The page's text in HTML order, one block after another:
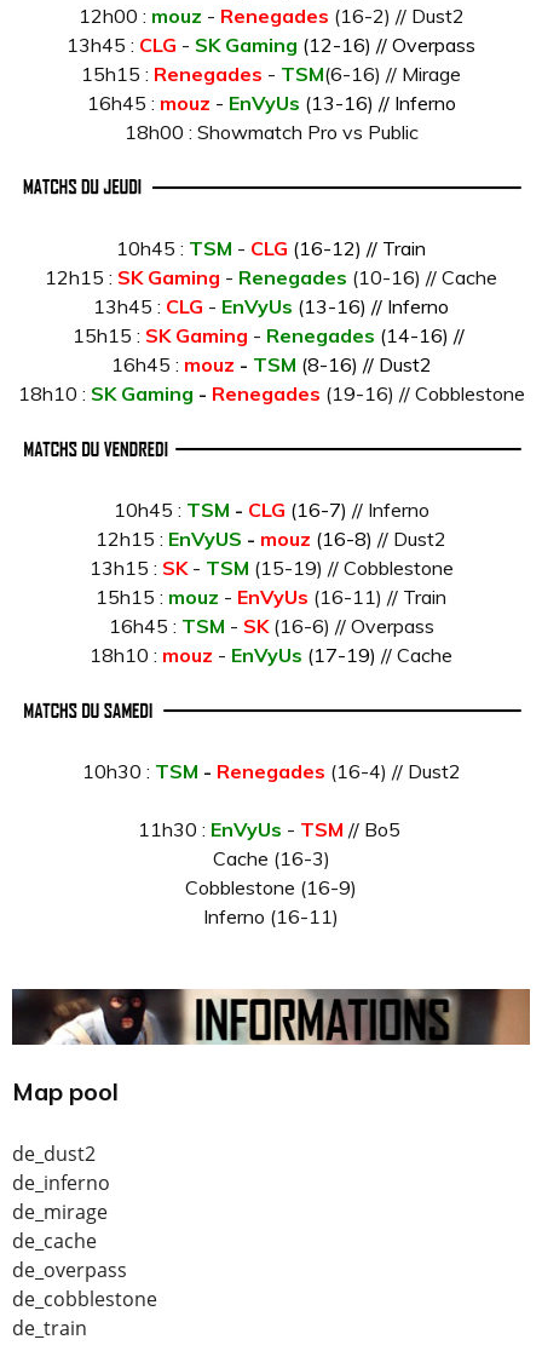
12h00 : mouz - Renegades (16-2) // Dust2
13h45 : CLG - SK Gaming (12-16) // Overpass
15h15 : Renegades - TSM(6-16) // Mirage
16h45 : mouz - EnVyUs (13-16) // Inferno
18h00 : Showmatch Pro vs Public
10h45 : TSM - CLG (16-12) // Train
12h15 : SK Gaming - Renegades (10-16) // Cache
13h45 : CLG - EnVyUs (13-16) // Inferno
15h15 : SK Gaming - Renegades (14-16) //
16h45 : mouz - TSM (8-16) // Dust2
18h10 : SK Gaming - Renegades (19-16) // Cobblestone
10h45 : TSM - CLG (16-7) // Inferno
12h15 : EnVyUS - mouz (16-8) // Dust2
13h15 : SK - TSM (15-19) // Cobblestone
15h15 : mouz - EnVyUs (16-11) // Train
16h45 : TSM - SK(16-6) // Overpass
18h10 : mouz - EnVyUs (17-19) // Cache
10h30 : TSM - Renegades (16-4) // Dust2
11h30 : EnVyUs - TSM // Bo5
Cache (16-3)
Cobblestone (16-9)
Inferno (16-11)
Map pool
de_dust2
de_inferno
de_mirage
de_cache
de_overpass
de_cobblestone
de_train